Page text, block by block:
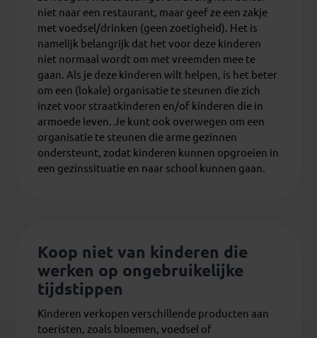
niet naar een restaurant, maar geef ze een zakje
met voedsel/drinken (geen zoetigheid). Het is
namelijk belangrijk dat het voor deze kinderen
niet normaal wordt om met vreemden mee te
gaan. Als je deze kinderen wilt helpen, is het beter
om een (lokale) organisatie te steunen die zich
inzet voor straatkinderen en/of kinderen die in
armoede leven. Je kunt ook overwegen om een
organisatie te steunen die arme gezinnen
ondersteunt, zodat kinderen kunnen opgroeien in
een gezinssituatie en naar school kunnen gaan.
Koop niet van kinderen die
werken op ongebruikelijke
tijdstippen
Kinderen verkopen verschillende producten aan
toeristen, zoals bloemen, voedsel of